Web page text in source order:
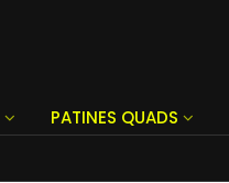
PATINES QUADS